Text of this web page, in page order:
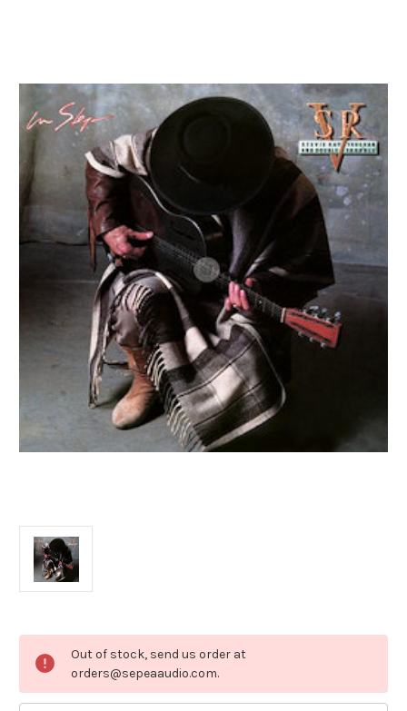
Stock:
Out of stock, send us order at
orders@sepeaaudio.com.